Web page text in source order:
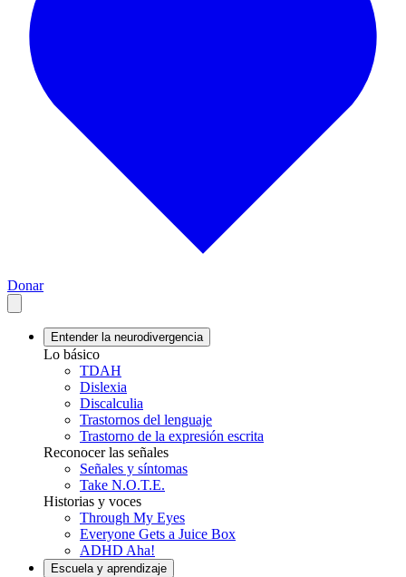
Donar
Entender la neurodivergencia
Lo básico
TDAH
Dislexia
Discalculia
Trastornos del lenguaje
Trastorno de la expresión escrita
Reconocer las señales
Señales y síntomas
Take N.O.T.E.
Historias y voces
Through My Eyes
Everyone Gets a Juice Box
ADHD Aha!
Escuela y aprendizaje